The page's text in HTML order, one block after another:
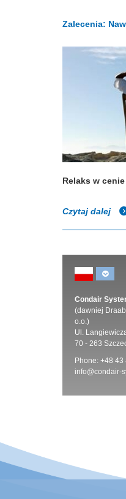
Zalecenia:
Relaks w
Czytaj dalej
Condair
(dawniej
o.o.)
Ul.
70 - 263
Phone: +48 43
info@condair-